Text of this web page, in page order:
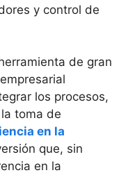
y control de
de gran
los procesos,
toma de
en la
que, sin
en la